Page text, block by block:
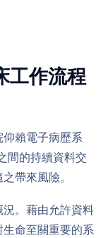
工作流程
賴電子病歷系
間的持續資料交
帶來風險。
況。藉由允許資料
命至關重要的系